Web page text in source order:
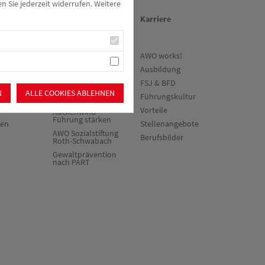
Unser
Vielfalt und
Demokratie
Rückenwind³ -
Führung stärken
AWO Sozialstiftung
Roth-Schwabach
Gewaltprävention
nach PART
Karriere
AWO works!
Ausbildung
FSJ & BFD
Führungskultur
Vorteile
Stellenangebote
Berufsbilder
Sie jederzeit widerrufen. Weitere
ALLE COOKIES ABLEHNEN